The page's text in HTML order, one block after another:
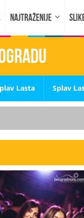
NAJTRAŽENIJE
Lasta Splav